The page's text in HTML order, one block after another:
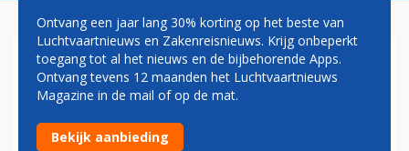
EURLINGS: DE WAANZIN IS
REALITEIT GEWORDEN MET
MH17
Ontvang een jaar lang 30% korting op het beste van
Luchtvaartnieuws en Zakenreisnieuws. Krijg onbeperkt
toegang tot al het nieuws en de bijbehorende Apps.
Ontvang tevens 12 maanden het Luchtvaartnieuws
Magazine in de mail of op de mat.
Bekijk aanbieding